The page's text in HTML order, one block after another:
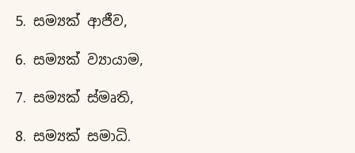
සම්‍යක් ආජීව,
සම්‍යක් ව්‍යායාම,
සම්‍යක් ස්මෘති,
සම්‍යක් සමාධි.